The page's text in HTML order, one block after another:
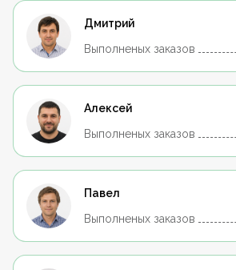
Дмитрий
Выполненых заказов
Алексей
Выполненых заказов
Павел
Выполненых заказов